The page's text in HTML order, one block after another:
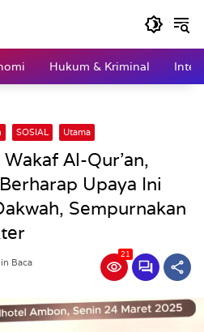
Hukum & Kriminal
SOSIAL Utama
Al-Qur’an,
Upaya Ini
Sempurnakan
Baca
21